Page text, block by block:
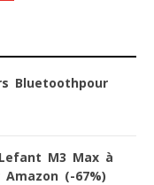
Bluetoothpour
M3 Max à
(-67%)